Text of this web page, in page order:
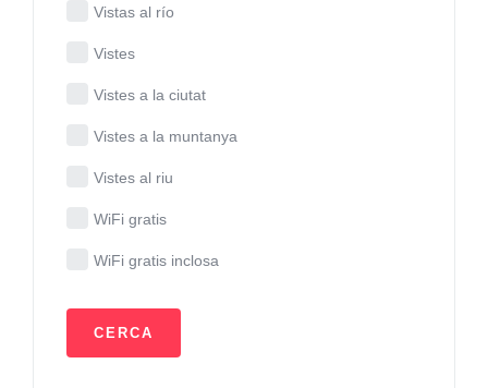
Vistas al río
Vistes
Vistes a la ciutat
Vistes a la muntanya
Vistes al riu
WiFi gratis
WiFi gratis inclosa